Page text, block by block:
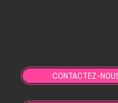
CONTACTEZ-